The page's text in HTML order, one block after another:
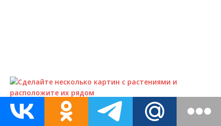
Проще для начала сделать несколько небольших картин с
живыми растениями. Из них можно собрать композицию. И
никаких проблем с совместимостью